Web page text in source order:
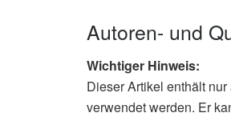
Autoren- und
Wichtiger Hinweis:
Dieser Artikel enthält
verwendet werden. Er